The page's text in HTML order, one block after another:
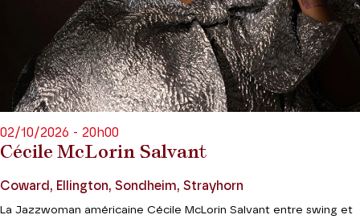
Cécile McLorin Salvant
02/10/2026 - 20h00
Coward, Ellington, Sondheim, Strayhorn
La Jazzwoman américaine Cécile McLorin Salvant entre swing et